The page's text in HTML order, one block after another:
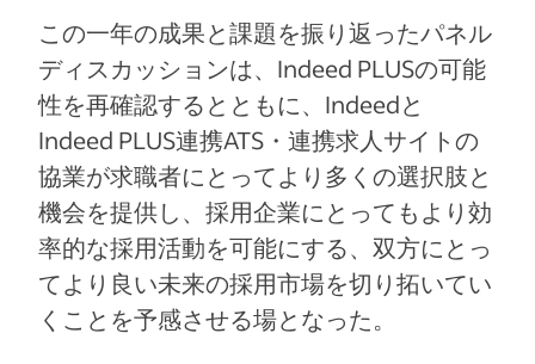
この一年の成果と課題を振り返ったパネル
ディスカッションは、Indeed PLUSの可能
性を再確認するとともに、Indeedと
Indeed PLUS連携ATS・連携求人サイトの
協業が求職者にとってより多くの選択肢と
機会を提供し、採用企業にとってもより効
率的な採用活動を可能にする、双方にとっ
てより良い未来の採用市場を切り拓いてい
くことを予感させる場となった。